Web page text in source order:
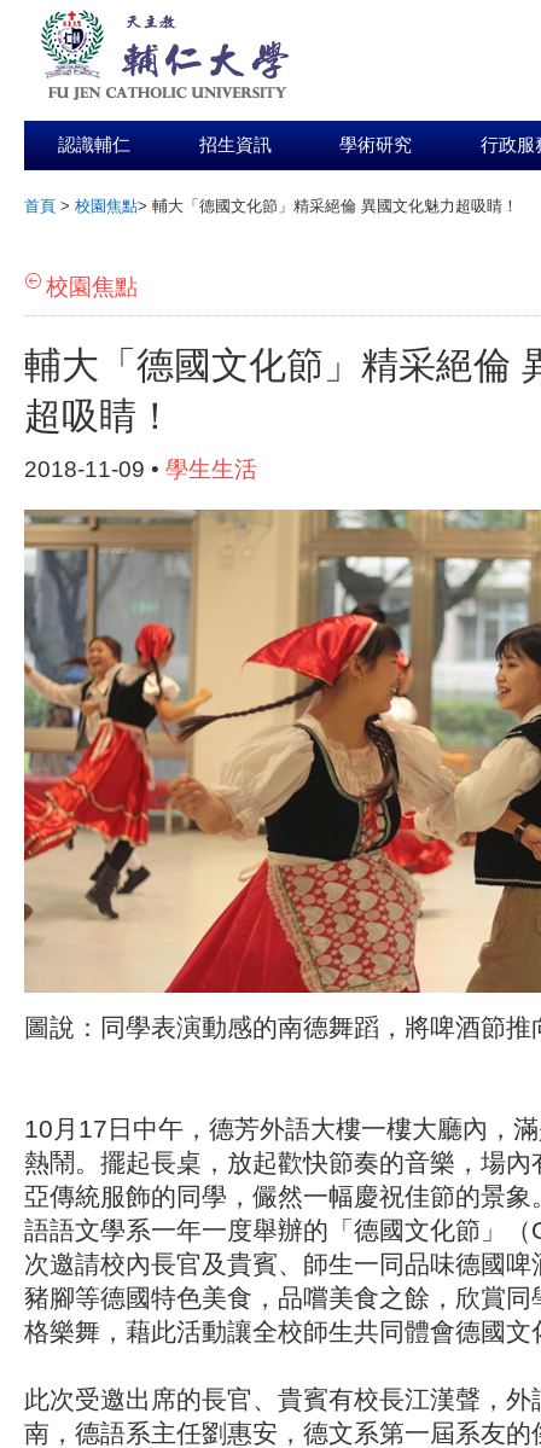
認識輔仁 招生資訊 學術研究 行政服
首頁 > 校園焦點> 輔大「德國文化節」精采絕倫 異國文化魅力超吸睛！
校園焦點
輔大「德國文化節」精采絕倫
超吸睛！
2018-11-09 • 學生生活
圖說：同學表演動感的南德舞蹈，將啤酒節推
10月17日中午，德芳外語大樓一樓大廳內，
熱鬧。擺起長桌，放起歡快節奏的音樂，場內
亞傳統服飾的同學，儼然一幅慶祝佳節的景象
語語文學系一年一度舉辦的「德國文化節」
次邀請校內長官及貴賓、師生一同品味德國
豬腳等德國特色美食，品嚐美食之餘，欣賞同
格樂舞，藉此活動讓全校師生共同體會德國文
此次受邀出席的長官、貴賓有校長江漢聲，外
南，德語系主任劉惠安，德文系第一屆系友的